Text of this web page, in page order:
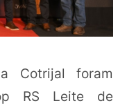
Cotrijal foram
RS Leite de